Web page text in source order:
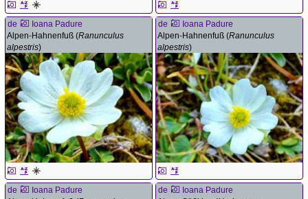
de
Ioana Padure
Alpen-Hahnenfuß (Ranunculus
alpestris)
de
Ioana Padure
Alpen-Hahnenfuß (Ranunculus
alpestris)
de
Ioana Padure
de
Ioana Padure